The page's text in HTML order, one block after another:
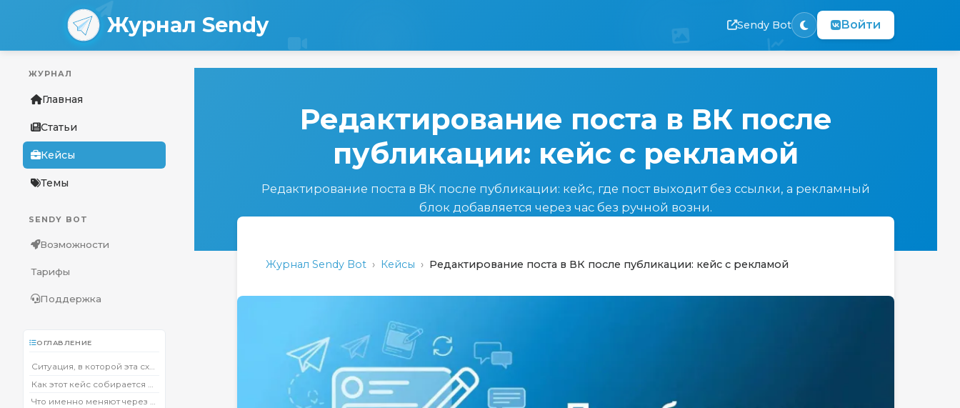
основному
Журнал Sendy Sendy Bot Войти
ЖУРНАЛ
Главная
Статьи
Кейсы
Темы
SENDY BOT
Возможности
Тарифы
Поддержка
ОГЛАВЛЕНИЕ
Ситуация, в которой эта схема обычно появляется
Что именно меняют через час
Редактирование поста в ВК после
публикации: кейс с рекламой
Редактирование поста в ВК после публикации: кейс, где пост выходит без ссылки, а рекламный
блок добавляется через час без ручной возни.
Журнал Sendy Bot › Кейсы › Редактирование поста в ВК после публикации: кейс с рекламой